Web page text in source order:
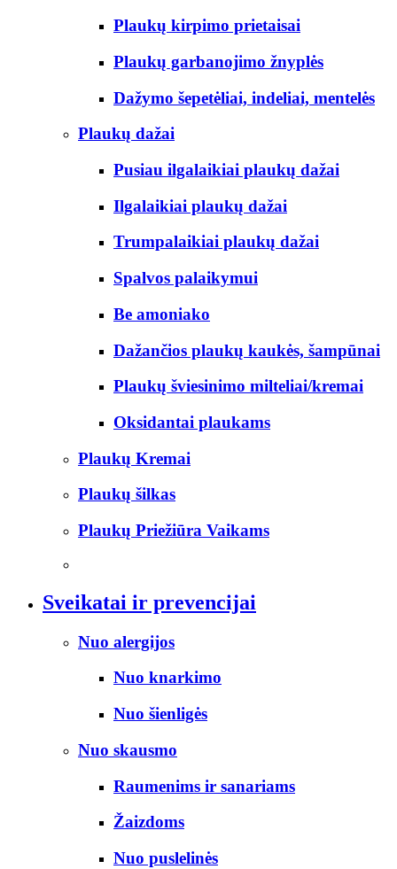
Plaukų kirpimo prietaisai
Plaukų garbanojimo žnyplės
Dažymo šepetėliai, indeliai, mentelės
Plaukų dažai
Pusiau ilgalaikiai plaukų dažai
Ilgalaikiai plaukų dažai
Trumpalaikiai plaukų dažai
Spalvos palaikymui
Be amoniako
Dažančios plaukų kaukės, šampūnai
Plaukų šviesinimo milteliai/kremai
Oksidantai plaukams
Plaukų Kremai
Plaukų šilkas
Plaukų Priežiūra Vaikams
Sveikatai ir prevencijai
Nuo alergijos
Nuo knarkimo
Nuo šienligės
Nuo skausmo
Raumenims ir sanariams
Žaizdoms
Nuo puslelinės